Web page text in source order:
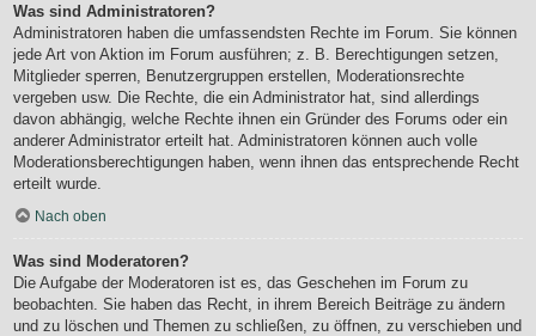
Was sind Administratoren?
Administratoren haben die umfassendsten Rechte im Forum. Sie können
jede Art von Aktion im Forum ausführen; z. B. Berechtigungen setzen,
Mitglieder sperren, Benutzergruppen erstellen, Moderationsrechte
vergeben usw. Die Rechte, die ein Administrator hat, sind allerdings
davon abhängig, welche Rechte ihnen ein Gründer des Forums oder ein
anderer Administrator erteilt hat. Administratoren können auch volle
Moderationsberechtigungen haben, wenn ihnen das entsprechende Recht
erteilt wurde.
Nach oben
Was sind Moderatoren?
Die Aufgabe der Moderatoren ist es, das Geschehen im Forum zu
beobachten. Sie haben das Recht, in ihrem Bereich Beiträge zu ändern
und zu löschen und Themen zu schließen, zu öffnen, zu verschieben und